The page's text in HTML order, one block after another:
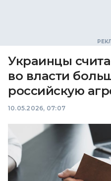
Украинцы
во власти
российскую
10.05.2026, 07:07